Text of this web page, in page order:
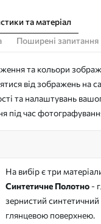
та матеріал
Поширені запитання
та кольори
від зображень на
та налаштувань
під час
На вибір є три
Синтетичне Полотно -
зернистий синтетичний
глянцевою поверхнею.